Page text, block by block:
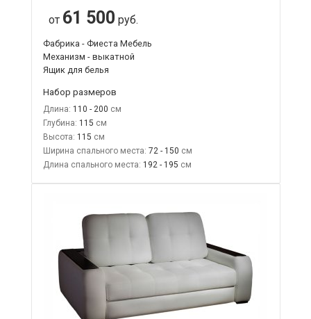
от 61 500 руб.
Фабрика - Фиеста Мебель
Механизм - выкатной
Ящик для белья
Набор размеров
Длина: 110 - 200
Глубина: 115
Высота: 115
Ширина спального места: 72 - 150
Длина спального места: 192 - 195